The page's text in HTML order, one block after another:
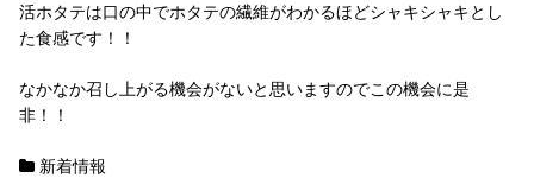
活ホタテは口の中でホタテの繊維がわかるほどシャキシャキとし
た食感です！！
なかなか召し上がる機会がないと思いますのでこの機会に是
非！！
新着情報